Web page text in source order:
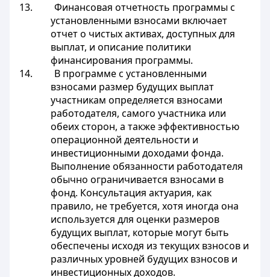
13. Финансовая отчетность программы с
установленными взносами включает
отчет о чистых активах, доступных для
выплат, и описание политики
финансирования программы.
14. В программе с установленными
взносами размер будущих выплат
участникам определяется взносами
работодателя, самого участника или
обеих сторон, а также эффективностью
операционной деятельности и
инвестиционными доходами фонда.
Выполнение обязанности работодателя
обычно ограничивается взносами в
фонд. Консультация актуария, как
правило, не требуется, хотя иногда она
используется для оценки размеров
будущих выплат, которые могут быть
обеспечены исходя из текущих взносов и
различных уровней будущих взносов и
инвестиционных доходов.